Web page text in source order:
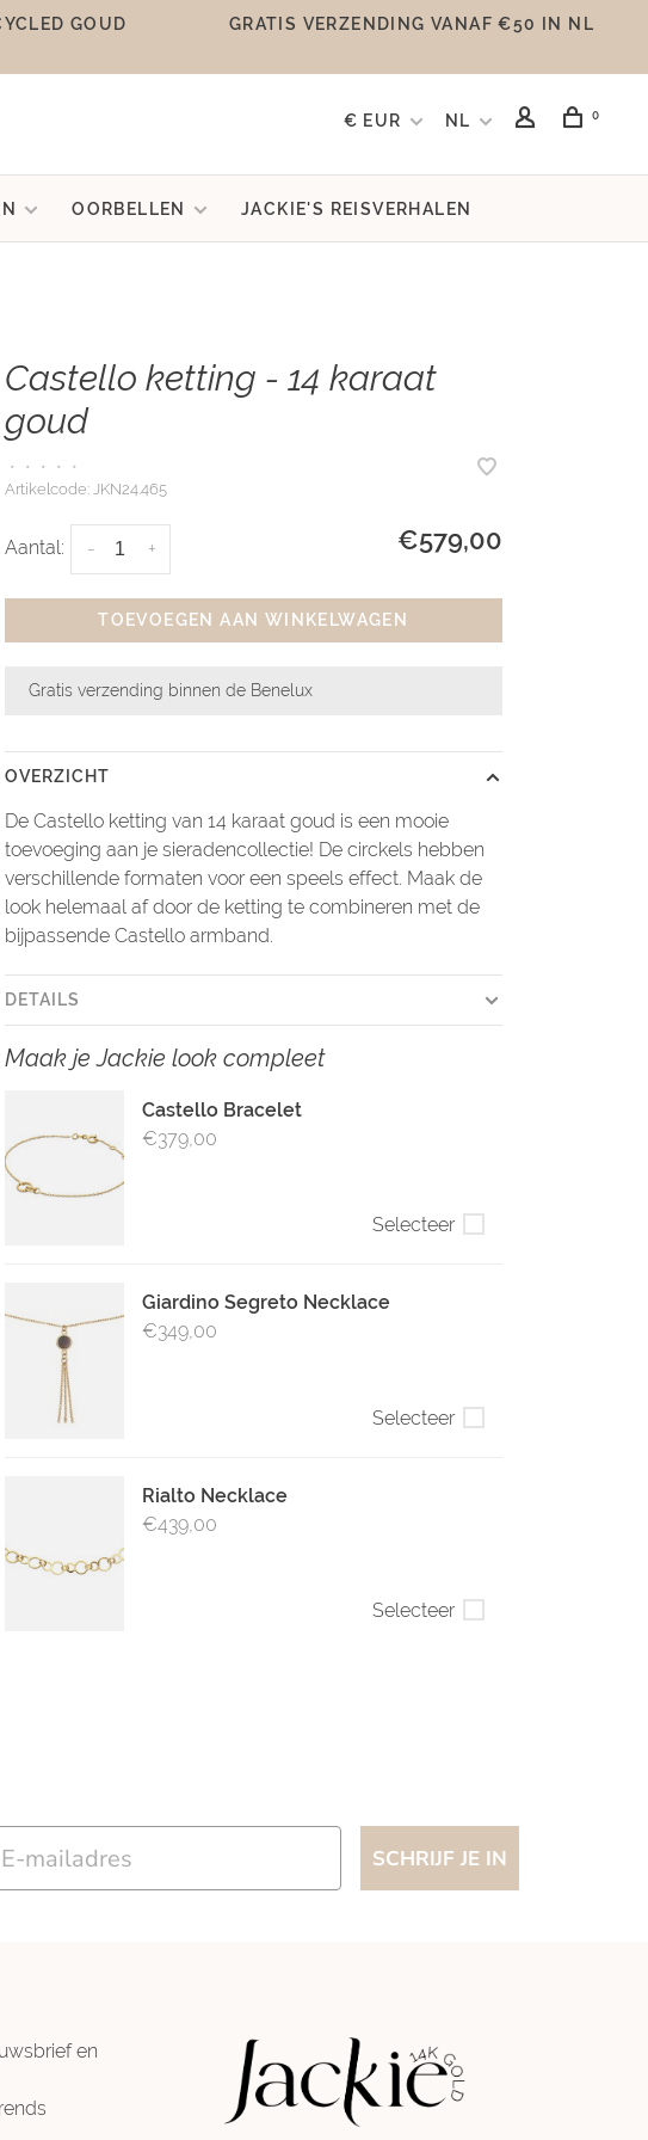
GOUD GRATIS VERZENDING VANAF €50 IN NL
€ EUR NL 0
OORBELLEN JACKIE'S REISVERHALEN
Castello ketting - 14 karaat
goud
• • • •
•
Artikelcode:JKN24.465
Aantal: +
- €579,00
TOEVOEGEN AAN WINKELWAGEN
Gratis verzending binnen de Benelux
OVERZICHT
De Castello ketting van 14 karaat goud is een mooie
toevoeging aan je sieradencollectie! De circkels hebben
verschillende formaten voor een speels effect. Maak de
look helemaal af door de ketting te combineren met de
bijpassende Castello armband.
DETAILS
Maak je Jackie look compleet
Castello Bracelet
€379,00
Selecteer
Giardino Segreto Necklace
€349,00
Selecteer
Rialto Necklace
€439,00
Selecteer
SCHRIJF JE IN
en